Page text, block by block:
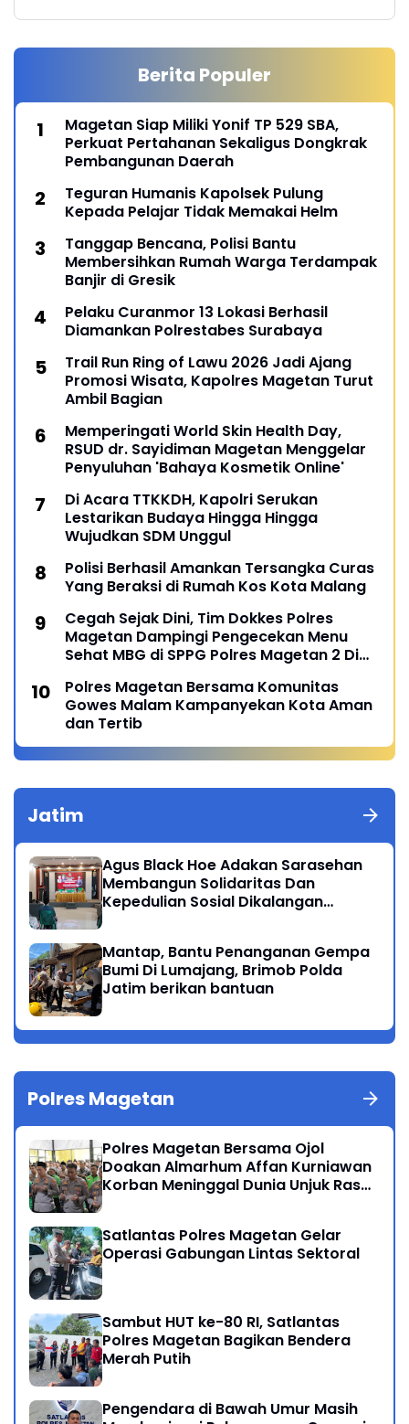
Berita Populer
Magetan Siap Miliki Yonif TP 529 SBA,
Perkuat Pertahanan Sekaligus Dongkrak
Pembangunan Daerah
Teguran Humanis Kapolsek Pulung
Kepada Pelajar Tidak Memakai Helm
Tanggap Bencana, Polisi Bantu
Membersihkan Rumah Warga Terdampak
Banjir di Gresik
Pelaku Curanmor 13 Lokasi Berhasil
Diamankan Polrestabes Surabaya
Trail Run Ring of Lawu 2026 Jadi Ajang
Promosi Wisata, Kapolres Magetan Turut
Ambil Bagian
Memperingati World Skin Health Day,
RSUD dr. Sayidiman Magetan Menggelar
Penyuluhan 'Bahaya Kosmetik Online'
Di Acara TTKKDH, Kapolri Serukan
Lestarikan Budaya Hingga Hingga
Wujudkan SDM Unggul
Polisi Berhasil Amankan Tersangka Curas
Yang Beraksi di Rumah Kos Kota Malang
Cegah Sejak Dini, Tim Dokkes Polres
Magetan Dampingi Pengecekan Menu
Sehat MBG di SPPG Polres Magetan 2 Di
Polres Magetan Bersama Komunitas
Gowes Malam Kampanyekan Kota Aman
dan Tertib
Jatim
Agus Black Hoe Adakan Sarasehan
Membangun Solidaritas Dan
Kepedulian Sosial Dikalangan
Mantap, Bantu Penanganan Gempa
Bumi Di Lumajang, Brimob Polda
Jatim berikan bantuan
Polres Magetan
Polres Magetan Bersama Ojol
Doakan Almarhum Affan Kurniawan
Korban Meninggal Dunia Unjuk Rasa
Satlantas Polres Magetan Gelar
Operasi Gabungan Lintas Sektoral
Sambut HUT ke-80 RI, Satlantas
Polres Magetan Bagikan Bendera
Merah Putih
Pengendara di Bawah Umur Masih